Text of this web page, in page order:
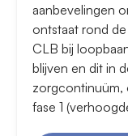
aanbevelingen
ontstaat rond
CLB bij
blijven en dit in
zorgcontinuüm,
fase 1